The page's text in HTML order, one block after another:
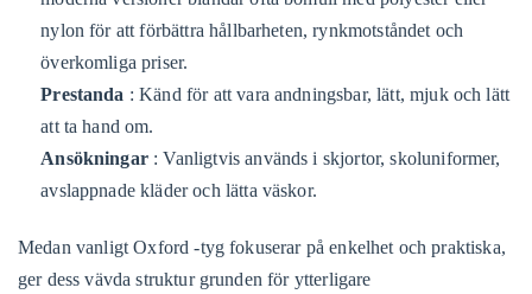
nylon för att förbättra hållbarheten, rynkmotståndet och
överkomliga priser.
Prestanda : Känd för att vara andningsbar, lätt, mjuk och lätt
att ta hand om.
Ansökningar : Vanligtvis används i skjortor, skoluniformer,
avslappnade kläder och lätta väskor.
Medan vanligt Oxford -tyg fokuserar på enkelhet och praktiska,
ger dess vävda struktur grunden för ytterligare